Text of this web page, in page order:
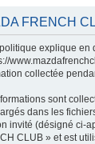
FRENCH
explique en
collectée
sont
dans les
invité (désigné ci-
CLUB » et est